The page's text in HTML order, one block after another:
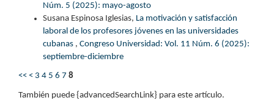
Núm. 5 (2025): mayo-agosto
Susana Espinosa Iglesias, La motivación y satisfacción
laboral de los profesores jóvenes en las universidades
cubanas , Congreso Universidad: Vol. 11 Núm. 6 (2025):
septiembre-diciembre
<< < 3 4 5 6 7 8
También puede {advancedSearchLink} para este artículo.